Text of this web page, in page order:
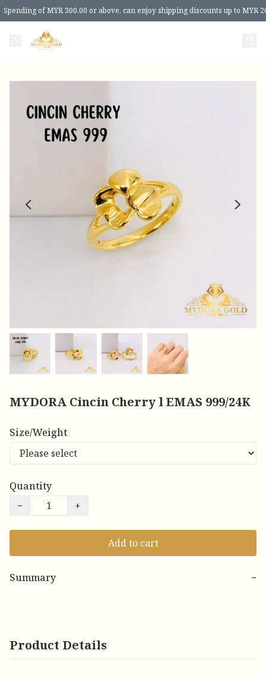
Spending of MYR 300.00 or above, can enjoy shipping discounts up to MYR
MYDORA Cincin Cherry l EMAS 999/24K
Size/Weight
Quantity
−
+
Add to cart
Summary −
Product Details